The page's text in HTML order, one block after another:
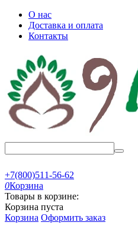
О нас
Доставка и оплата
Контакты
+7(800)511-56-62
0Корзина
Товары в корзине:
Корзина пуста
Корзина Оформить заказ